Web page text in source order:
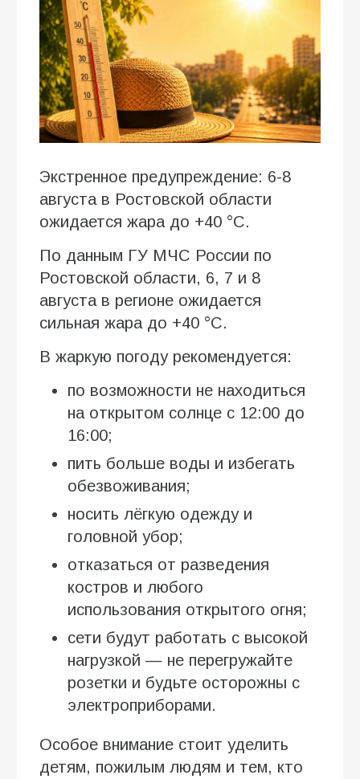
Экстренное предупреждение: 6-8
августа в Ростовской области
ожидается жара до +40 °C.
По данным ГУ МЧС России по
Ростовской области, 6, 7 и 8
августа в регионе ожидается
сильная жара до +40 °C.
В жаркую погоду рекомендуется:
по возможности не находиться
на открытом солнце с 12:00 до
16:00;
пить больше воды и избегать
обезвоживания;
носить лёгкую одежду и
головной убор;
отказаться от разведения
костров и любого
использования открытого огня;
сети будут работать с высокой
нагрузкой — не перегружайте
розетки и будьте осторожны с
электроприборами.
Особое внимание стоит уделить
детям, пожилым людям и тем, кто